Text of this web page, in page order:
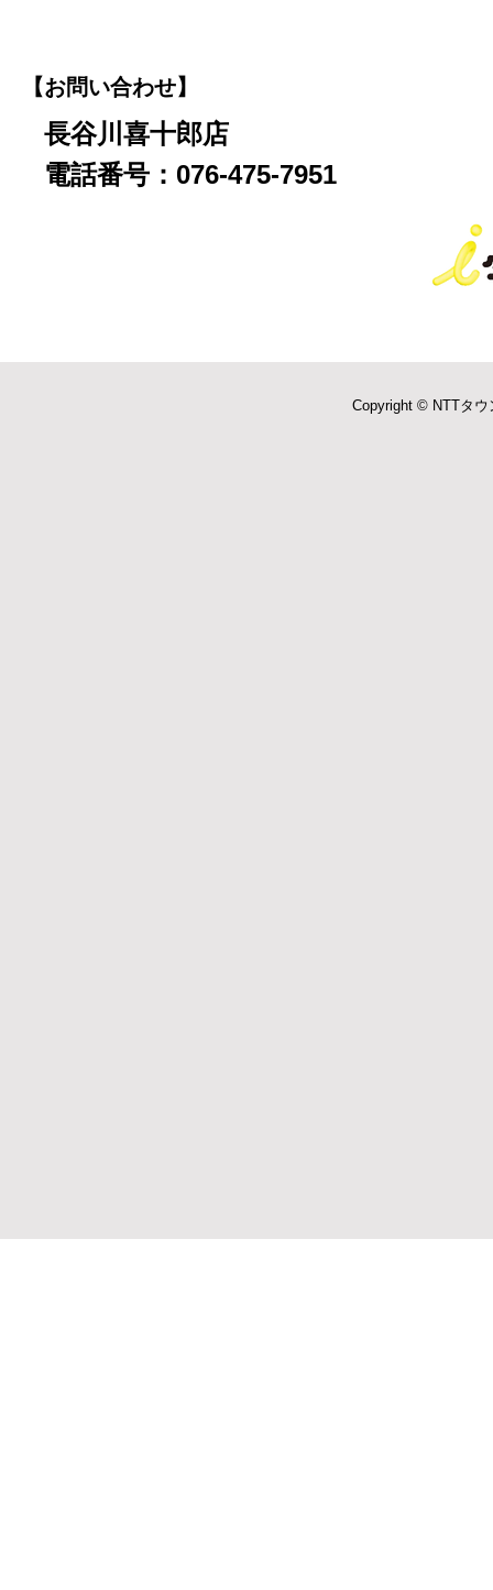
【お問い合わせ】
長谷川喜十郎店
電話番号：076-475-7951
Copyright © NTTタウ